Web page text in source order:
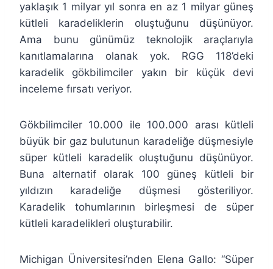
yaklaşık 1 milyar yıl sonra en az 1 milyar güneş
kütleli karadeliklerin oluştuğunu düşünüyor.
Ama bunu günümüz teknolojik araçlarıyla
kanıtlamalarına olanak yok. RGG 118’deki
karadelik gökbilimciler yakın bir küçük devi
inceleme fırsatı veriyor.
Gökbilimciler 10.000 ile 100.000 arası kütleli
büyük bir gaz bulutunun karadeliğe düşmesiyle
süper kütleli karadelik oluştuğunu düşünüyor.
Buna alternatif olarak 100 güneş kütleli bir
yıldızın karadeliğe düşmesi gösteriliyor.
Karadelik tohumlarının birleşmesi de süper
kütleli karadelikleri oluşturabilir.
Michigan Üniversitesi’nden Elena Gallo: “Süper